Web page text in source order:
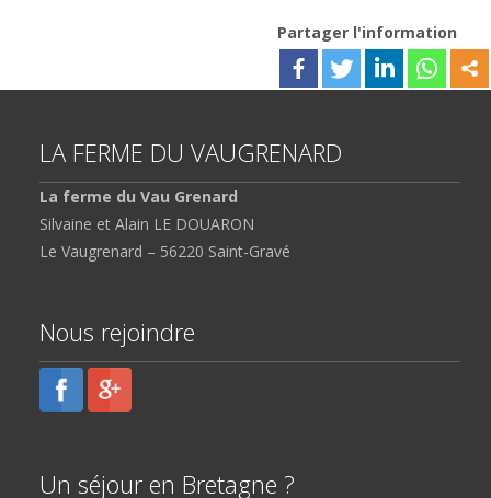
Partager l'information
LA FERME DU VAUGRENARD
La ferme du Vau Grenard
Silvaine et Alain LE DOUARON
Le Vaugrenard – 56220 Saint-Gravé
Nous rejoindre
Un séjour en Bretagne ?